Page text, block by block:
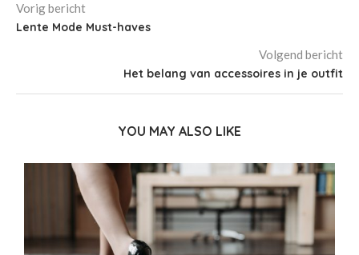
Vorig bericht
Lente Mode Must-haves
Volgend bericht
Het belang van accessoires in je outfit
YOU MAY ALSO LIKE